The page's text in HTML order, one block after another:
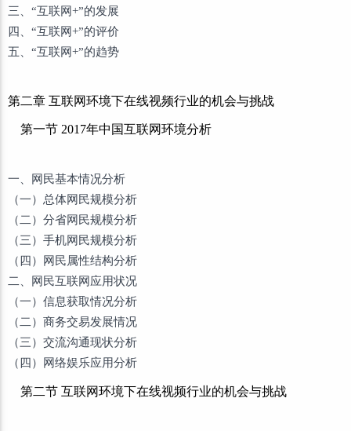
三、“互联网+”的发展
四、“互联网+”的评价
五、“互联网+”的趋势
第二章 互联网环境下在线视频行业的机会与挑战
第一节 2017年中国互联网环境分析
一、网民基本情况分析
（一）总体网民规模分析
（二）分省网民规模分析
（三）手机网民规模分析
（四）网民属性结构分析
二、网民互联网应用状况
（一）信息获取情况分析
（二）商务交易发展情况
（三）交流沟通现状分析
（四）网络娱乐应用分析
第二节 互联网环境下在线视频行业的机会与挑战